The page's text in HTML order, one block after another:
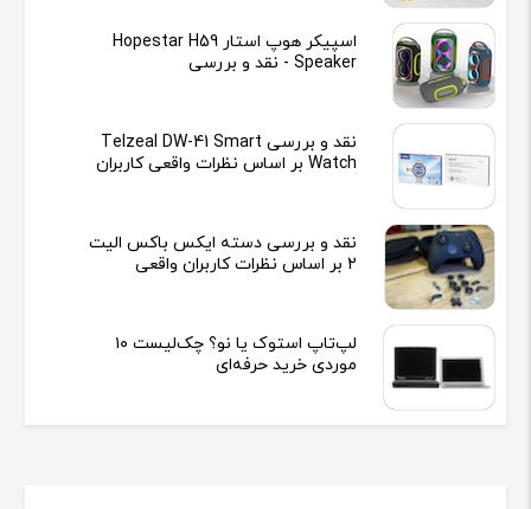
اسپیکر هوپ استار Hopestar H59
Speaker - نقد و بررسی
نقد و بررسی Telzeal DW-41 Smart
Watch بر اساس نظرات واقعی کاربران
نقد و بررسی دسته ایکس باکس الیت
2 بر اساس نظرات کاربران واقعی
لپ‌تاپ استوک یا نو؟ چک‌لیست ۱۰
موردی خرید حرفه‌ای